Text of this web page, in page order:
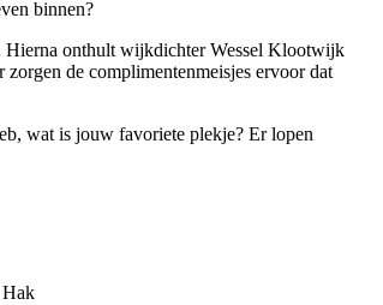
binnen?
onthult wijkdichter Wessel Klootwijk
de complimentenmeisjes ervoor dat
wat is jouw favoriete plekje? Er lopen
Hak